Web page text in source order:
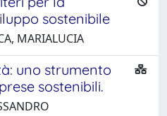
sostenibile
MARIALUCIA
uno strumento
sostenibili.